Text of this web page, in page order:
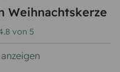
Weihnachtskerze
von5